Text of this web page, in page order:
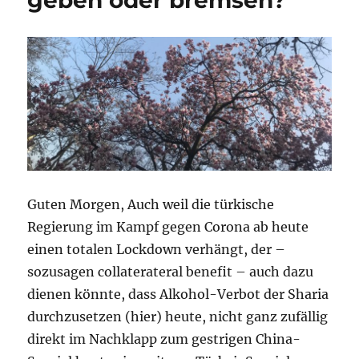
weiter
(unten)
Guten Morgen, Auch weil die türkische
Regierung im Kampf gegen Corona ab heute
einen totalen Lockdown verhängt, der –
sozusagen collaterateral benefit – auch dazu
dienen könnte, dass Alkohol-Verbot der Sharia
durchzusetzen (hier) heute, nicht ganz zufällig
direkt im Nachklapp zum gestrigen China-